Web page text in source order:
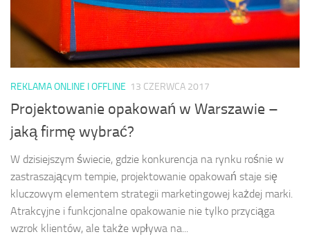
REKLAMA ONLINE I OFFLINE 13 CZERWCA 2017
Projektowanie opakowań w Warszawie –
jaką firmę wybrać?
W dzisiejszym świecie, gdzie konkurencja na rynku rośnie w
zastraszającym tempie, projektowanie opakowań staje się
kluczowym elementem strategii marketingowej każdej marki.
Atrakcyjne i funkcjonalne opakowanie nie tylko przyciąga
wzrok klientów, ale także wpływa na...